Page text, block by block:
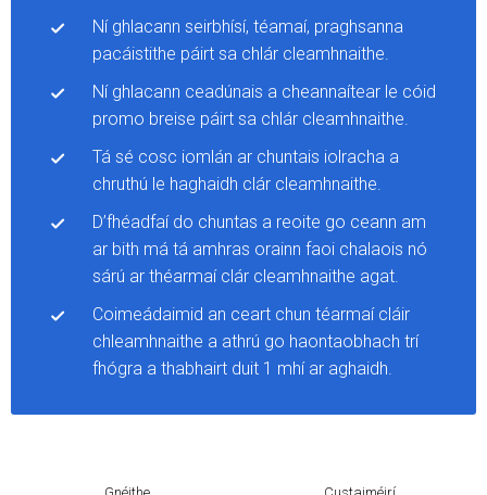
Ní ghlacann seirbhísí, téamaí, praghsanna
pacáistithe páirt sa chlár cleamhnaithe.
Ní ghlacann ceadúnais a cheannaítear le cóid
promo breise páirt sa chlár cleamhnaithe.
Tá sé cosc ​​iomlán ar chuntais iolracha a
chruthú le haghaidh clár cleamhnaithe.
D’fhéadfaí do chuntas a reoite go ceann am
ar bith má tá amhras orainn faoi chalaois nó
sárú ar théarmaí clár cleamhnaithe agat.
Coimeádaimid an ceart chun téarmaí cláir
chleamhnaithe a athrú go haontaobhach trí
fhógra a thabhairt duit 1 mhí ar aghaidh.